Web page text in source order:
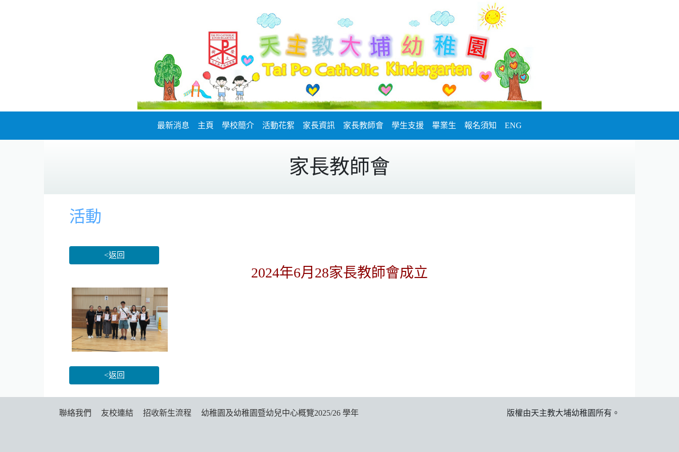
最新消息 主頁 學校簡介 活動花絮 家長資訊 家長教師會 學生支援 畢業生 報名須知 ENG
家長教師會
活動
<返回
2024年6月28家長教師會成立
<返回
聯絡我們 友校連結 招收新生流程 幼稚園及幼稚園暨幼兒中心概覽2025/26 學年 版權由天主教大埔幼稚園所有。